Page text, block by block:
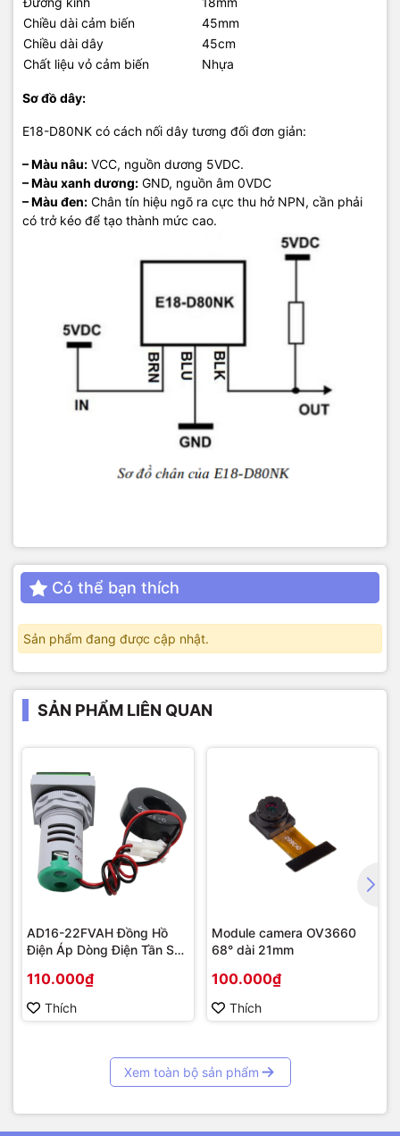
Chiều dài cảm biến
45mm
Chiều dài dây
45cm
Chất liệu vỏ cảm biến
Nhựa
Sơ đồ dây:
E18-D80NK có cách nối dây tương đối đơn giản:
– Màu nâu: VCC, nguồn dương 5VDC.
– Màu xanh dương: GND, nguồn âm 0VDC
– Màu đen: Chân tín hiệu ngõ ra cực thu hở NPN, cần phải
có trở kéo để tạo thành mức cao.
Có thể bạn thích
Sản phẩm đang được cập nhật.
SẢN PHẨM LIÊN QUAN
AD16-22FVAH Đồng Hồ
Điện Áp Dòng Điện Tần Số
110.000₫
Thích
Module camera OV3660
68° dài 21mm
100.000₫
Thích
Xem toàn bộ sản phẩm